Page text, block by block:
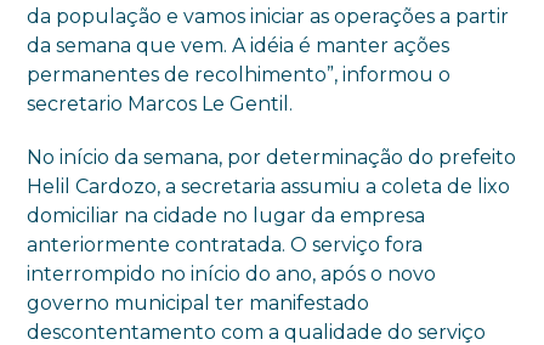
da população e vamos iniciar as operações a partir
da semana que vem. A idéia é manter ações
permanentes de recolhimento”, informou o
secretario Marcos Le Gentil.
No início da semana, por determinação do prefeito
Helil Cardozo, a secretaria assumiu a coleta de lixo
domiciliar na cidade no lugar da empresa
anteriormente contratada. O serviço fora
interrompido no início do ano, após o novo
governo municipal ter manifestado
descontentamento com a qualidade do serviço